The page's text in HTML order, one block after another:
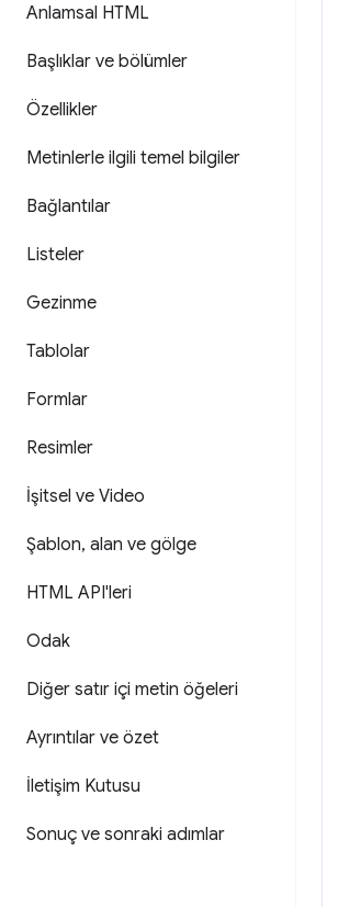
Anlamsal HTML
Başlıklar ve bölümler
Özellikler
Metinlerle ilgili temel bilgiler
Bağlantılar
Listeler
Gezinme
Tablolar
Formlar
Resimler
İşitsel ve Video
Şablon, alan ve gölge
HTML API'leri
Odak
Diğer satır içi metin öğeleri
Ayrıntılar ve özet
İletişim Kutusu
Sonuç ve sonraki adımlar